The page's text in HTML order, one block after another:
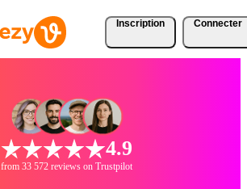
Inscription Connecter
4.9
from 33 572 reviews on Trustpilot